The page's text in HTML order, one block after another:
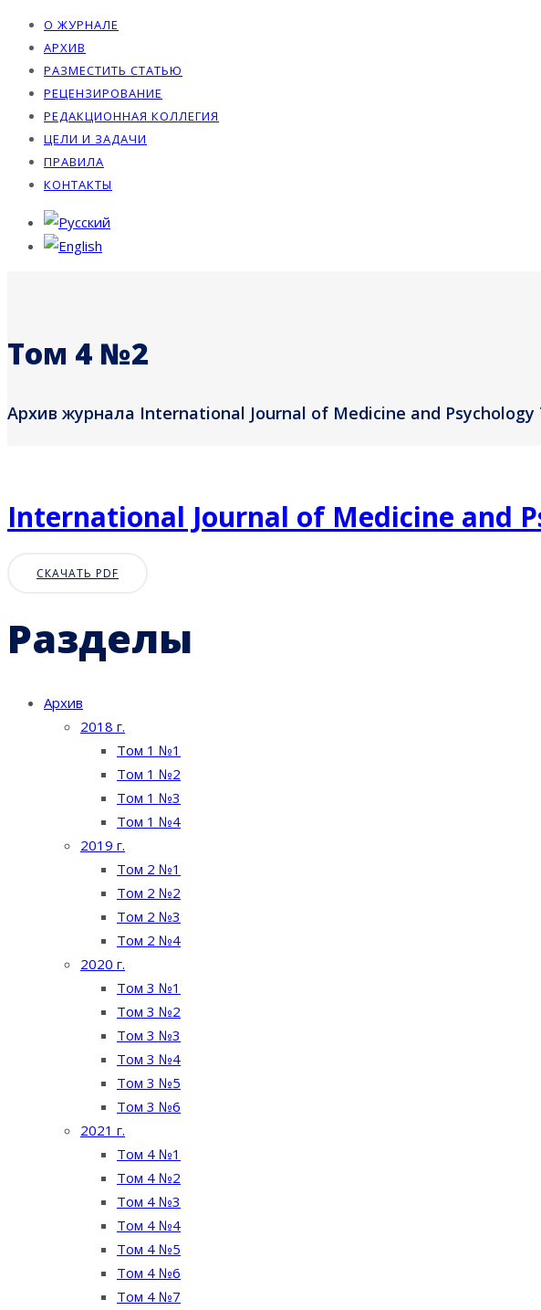
О ЖУРНАЛЕ
АРХИВ
РАЗМЕСТИТЬ СТАТЬЮ
РЕЦЕНЗИРОВАНИЕ
РЕДАКЦИОННАЯ КОЛЛЕГИЯ
ЦЕЛИ И ЗАДАЧИ
ПРАВИЛА
КОНТАКТЫ
Том 4 №2
Архив журнала International Journal of Medicine and
International Journal of Medicine and
СКАЧАТЬ PDF
Разделы
Архив
2018 г.
Том 1 №1
Том 1 №2
Том 1 №3
Том 1 №4
2019 г.
Том 2 №1
Том 2 №2
Том 2 №3
Том 2 №4
2020 г.
Том 3 №1
Том 3 №2
Том 3 №3
Том 3 №4
Том 3 №5
Том 3 №6
2021 г.
Том 4 №1
Том 4 №2
Том 4 №3
Том 4 №4
Том 4 №5
Том 4 №6
Том 4 №7